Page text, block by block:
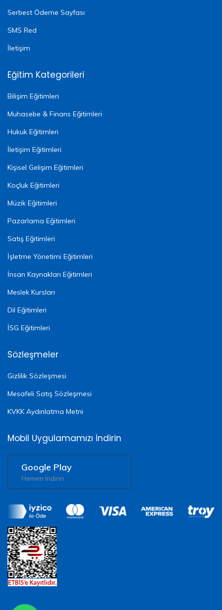
Serbest Ödeme Sayfası
SMS Red
İletişim
Eğitim Kategorileri
Bilişim Eğitimleri
Muhasebe & Finans Eğitimleri
Hukuk Eğitimleri
İletişim Eğitimleri
Kişisel Gelişim Eğitimleri
Koçluk Eğitimleri
Müzik Eğitimleri
Pazarlama Eğitimleri
Satış Eğitimleri
İşletme Yönetimi Eğitimleri
İnsan Kaynakları Eğitimleri
Meslek Kursları
Dil Eğitimleri
İSG Eğitimleri
Sözleşmeler
Gizlilik Sözleşmesi
Mesafeli Satış Sözleşmesi
KVKK Aydınlatma Metni
Mobil Uygulamamızı İndirin
Google Play
Hemen İndirin